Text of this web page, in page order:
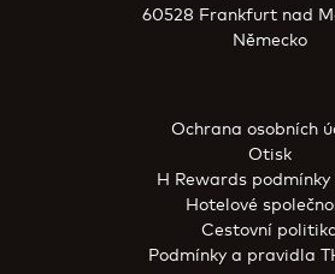
60528 Frankfurt nad
Německo
Ochrana osobních
Otisk
H Rewards
Hotelové
Cestovní
Podmínky a pravidla